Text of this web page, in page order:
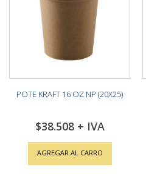
POTE KRAFT 16 OZ NP (20X25)
$38.508
AGREGAR AL CARRO